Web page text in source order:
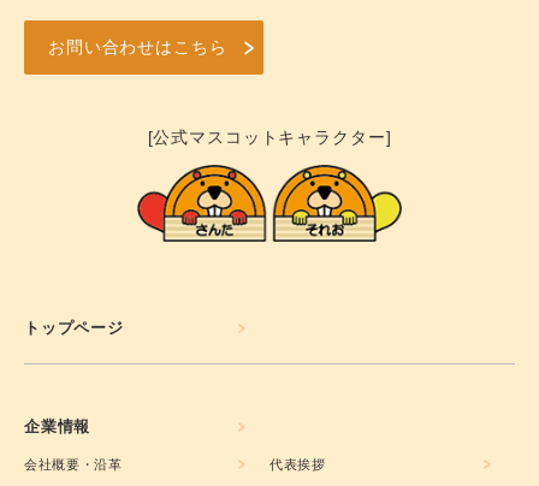
お問い合わせはこちら
[公式マスコットキャラクター]
トップページ
企業情報
会社概要・沿革 代表挨拶